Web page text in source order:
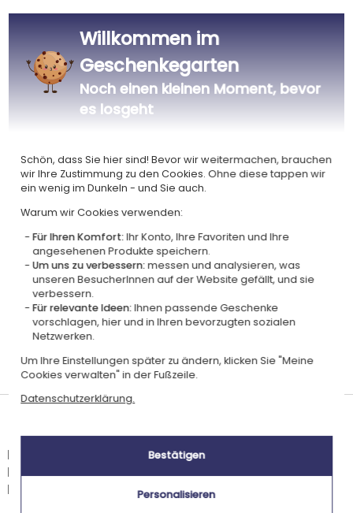
Unser Unternehmen Kadocom ist
Zertifiziert
Ecovadis Silver
Mitglied von
Global Compact
Dieses Geschenk ist
Personalisiert
in Frankreich
Hergestellt in
Frankreich
Dieser Artikel wird in unserem Atelier in Toulouse personalisiert.
Er ist für das Angebot "Versandkostenfrei ab 85 € Warenwert" mit der
Hermes-Standardlieferung berechtigt.
Willkommen im
Geschenkegarten
Noch einen kleinen Moment, bevor
es losgeht
Schön, dass Sie hier sind! Bevor wir weitermachen, brauchen
wir Ihre Zustimmung zu den Cookies. Ohne diese tappen wir
ein wenig im Dunkeln - und Sie auch.
Warum wir Cookies verwenden:
Für Ihren Komfort:Ihr Konto, Ihre Favoriten und Ihre
angesehenen Produkte speichern.
Um uns zu verbessern:messen und analysieren, was
unseren BesucherInnen auf der Website gefällt, und sie
verbessern.
Für relevante Ideen:Ihnen passende Geschenke
vorschlagen, hier und in Ihren bevorzugten sozialen
Netzwerken.
Um Ihre Einstellungen später zu ändern, klicken Sie "Meine
Cookies verwalten" in der Fußzeile.
Datenschutzerklärung.
Bestätigen
Personalisieren